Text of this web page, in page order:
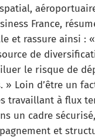
France,
et rassure ainsi :
de
le risque de
» Loin d’être un
travaillant à flux
un cadre
et